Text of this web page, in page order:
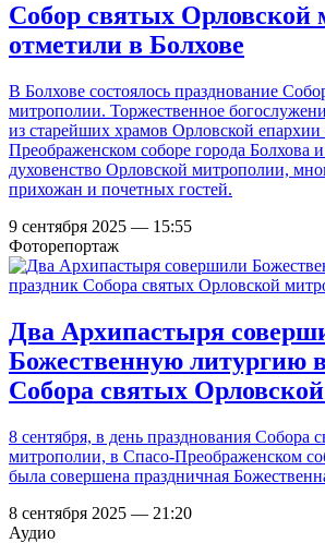
Собор святых Орловской
отметили в Болхове
В Болхове состоялось празднование
митрополии. Торжественное
из старейших храмов Орловской
Преображенском соборе города Болхова
духовенство Орловской митрополии,
прихожан и почетных гостей.
9 сентября 2025 — 15:55
Фоторепортаж
Два Архипастыря
Божественную литургию
Собора святых
8 сентября, в день празднования Собора
митрополии, в Спасо-Преображенском
была совершена праздничная
8 сентября 2025 — 21:20
Аудио